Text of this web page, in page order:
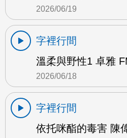
2026/06/19
字裡行間
溫柔與野性1 卓雅
2026/06/18
字裡行間
依托咪酯的毒害 陳